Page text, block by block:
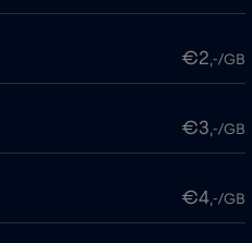
€2,-/GB
€3,-/GB
€4,-/GB